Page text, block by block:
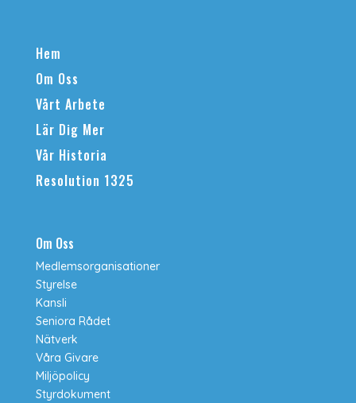
Hem
Om Oss
Vårt Arbete
Lär Dig Mer
Vår Historia
Resolution 1325
Om Oss
Medlemsorganisationer
Styrelse
Kansli
Seniora Rådet
Nätverk
Våra Givare
Miljöpolicy
Styrdokument